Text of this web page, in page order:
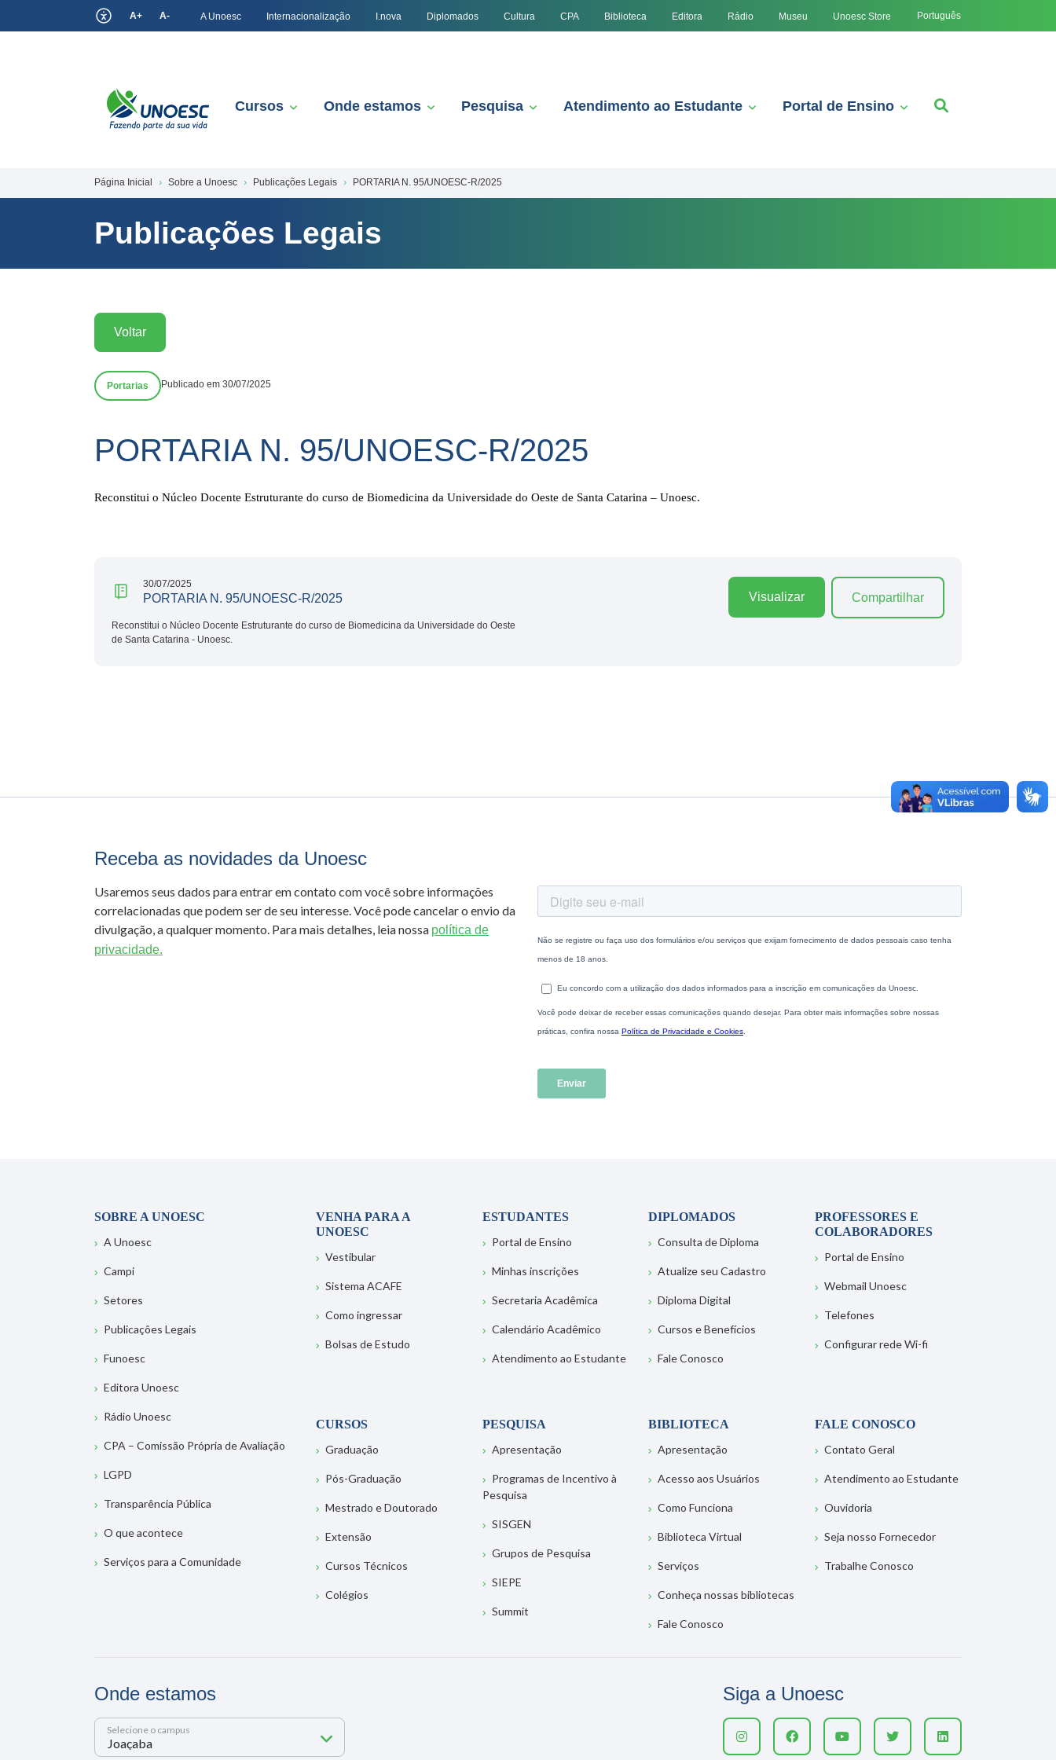
A+ A- A Unoesc Internacionalização I.nova Diplomados Cultura CPA Biblioteca Editora Rádio Museu Unoesc Store Português
Cursos Onde estamos Pesquisa Atendimento ao Estudante Portal de Ensino
Página Inicial Sobre a Unoesc Publicações Legais PORTARIA N. 95/UNOESC-R/2025
Publicações Legais
Voltar
Portarias Publicado em 30/07/2025
PORTARIA N. 95/UNOESC-R/2025
Reconstitui o Núcleo Docente Estruturante do curso de Biomedicina da Universidade do Oeste de Santa Catarina – Unoesc.
30/07/2025
PORTARIA N. 95/UNOESC-R/2025
Reconstitui o Núcleo Docente Estruturante do curso de Biomedicina da Universidade do Oeste
de Santa Catarina - Unoesc.
Visualizar Compartilhar
Receba as novidades da Unoesc
Usaremos seus dados para entrar em contato com você sobre informações
correlacionadas que podem ser de seu interesse. Você pode cancelar o envio da
divulgação, a qualquer momento. Para mais detalhes, leia nossa política de
privacidade.
SOBRE A UNOESC
A Unoesc
Campi
Setores
Publicações Legais
Funoesc
Editora Unoesc
Rádio Unoesc
CPA – Comissão Própria de Avaliação
LGPD
Transparência Pública
O que acontece
Serviços para a Comunidade
VENHA PARA A
UNOESC
Vestibular
Sistema ACAFE
Como ingressar
Bolsas de Estudo
ESTUDANTES
Portal de Ensino
Minhas inscrições
Secretaria Acadêmica
Calendário Acadêmico
Atendimento ao Estudante
DIPLOMADOS
Consulta de Diploma
Atualize seu Cadastro
Diploma Digital
Cursos e Benefícios
Fale Conosco
PROFESSORES E
COLABORADORES
Portal de Ensino
Webmail Unoesc
Telefones
Configurar rede Wi-fi
CURSOS
Graduação
Pós-Graduação
Mestrado e Doutorado
Extensão
Cursos Técnicos
Colégios
PESQUISA
Apresentação
Programas de Incentivo à
Pesquisa
SISGEN
Grupos de Pesquisa
SIEPE
Summit
BIBLIOTECA
Apresentação
Acesso aos Usuários
Como Funciona
Biblioteca Virtual
Serviços
Conheça nossas bibliotecas
Fale Conosco
FALE CONOSCO
Contato Geral
Atendimento ao Estudante
Ouvidoria
Seja nosso Fornecedor
Trabalhe Conosco
Onde estamos
Selecione o campus
Siga a Unoesc